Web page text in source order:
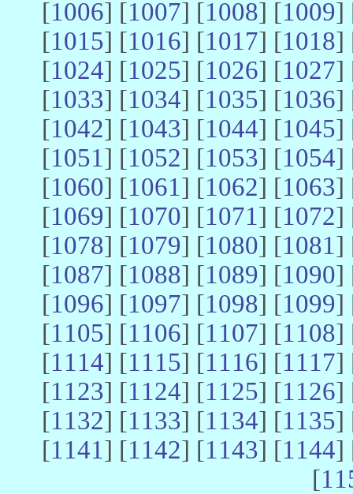
[1006] [1007] [1008] [1009]
[1015] [1016] [1017] [1018]
[1024] [1025] [1026] [1027]
[1033] [1034] [1035] [1036]
[1042] [1043] [1044] [1045]
[1051] [1052] [1053] [1054]
[1060] [1061] [1062] [1063]
[1069] [1070] [1071] [1072]
[1078] [1079] [1080] [1081]
[1087] [1088] [1089] [1090]
[1096] [1097] [1098] [1099]
[1105] [1106] [1107] [1108]
[1114] [1115] [1116] [1117]
[1123] [1124] [1125] [1126]
[1132] [1133] [1134] [1135]
[1141] [1142] [1143] [1144]
[